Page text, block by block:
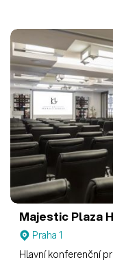
Majestic Plaza
Praha 1
Hlavní konferenční